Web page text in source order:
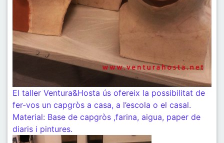
El taller Ventura&Hosta ús ofereix la possibilitat de
fer-vos un capgròs a casa, a l’escola o el casal.
Material: Base de capgròs ,farina, aigua, paper de
diaris i pintures.